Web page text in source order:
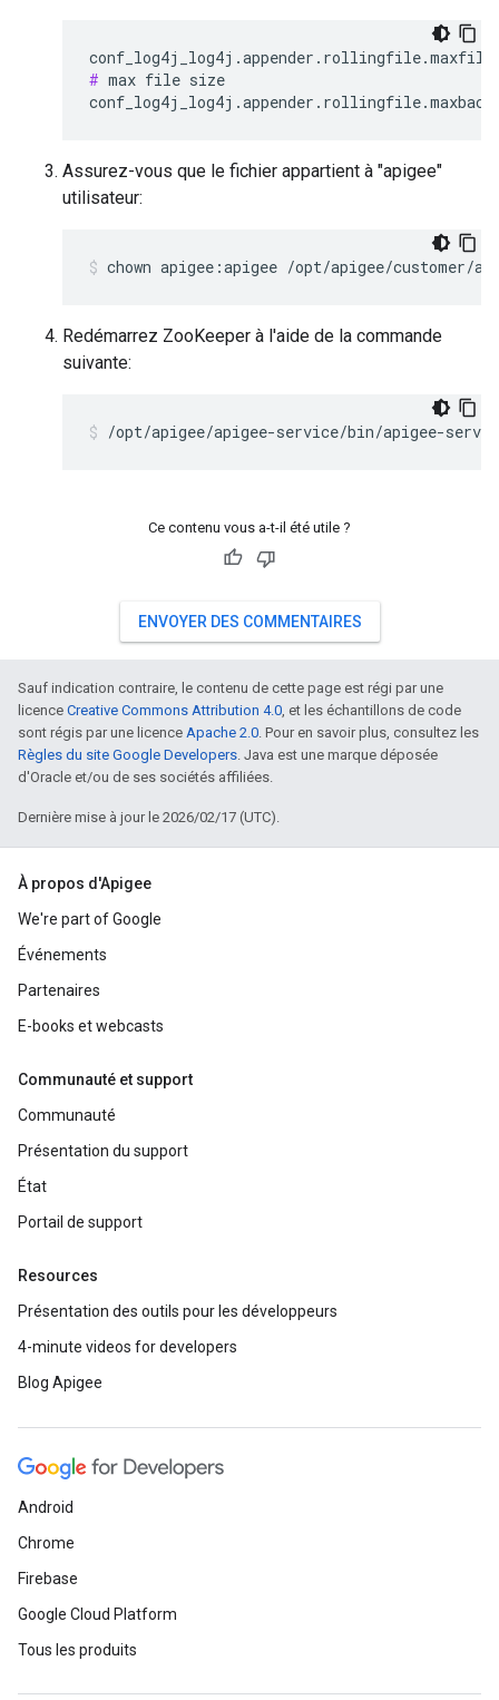
# max file size
Assurez-vous que le fichier appartient à "apigee"
utilisateur:
chown apigee:apigee /opt/apigee/customer/
Redémarrez ZooKeeper à l'aide de la commande
suivante:
/opt/apigee/apigee-service/bin/apigee-
Ce contenu vous a-t-il été utile ?
ENVOYER DES COMMENTAIRES
Sauf indication contraire, le contenu de cette page est régi par une
licence Creative Commons Attribution 4.0, et les échantillons de code
sont régis par une licence Apache 2.0. Pour en savoir plus, consultez les
Règles du site Google Developers. Java est une marque déposée
d'Oracle et/ou de ses sociétés affiliées.
Dernière mise à jour le 2026/02/17 (UTC).
À propos d'Apigee
We're part of Google
Événements
Partenaires
E-books et webcasts
Communauté et support
Communauté
Présentation du support
État
Portail de support
Resources
Présentation des outils pour les développeurs
4-minute videos for developers
Blog Apigee
Android
Chrome
Firebase
Google Cloud Platform
Tous les produits